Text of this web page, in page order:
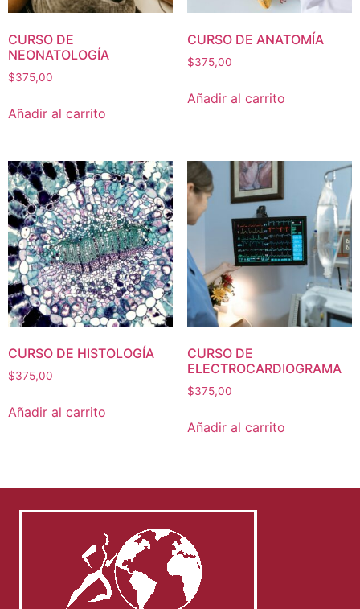
CURSO DE
NEONATOLOGÍA
$375,00
Añadir al carrito
CURSO DE ANATOMÍA
$375,00
Añadir al carrito
CURSO DE HISTOLOGÍA
$375,00
Añadir al carrito
CURSO DE
ELECTROCARDIOGRAMA
$375,00
Añadir al carrito